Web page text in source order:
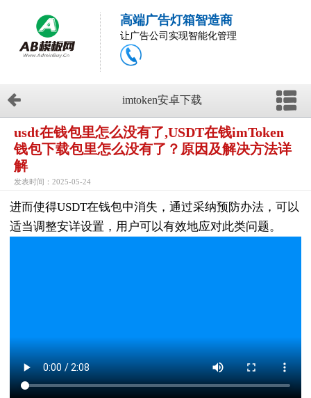
高端广告灯箱智造商
让广告公司实现智能化管理
imtoken安卓下载
usdt在钱包里怎么没有了,USDT在钱imToken
钱包下载包里怎么没有了？原因及解决方法详
解
发表时间：2025-05-24
进而使得USDT在钱包中消失，通过采纳预防办法，可以
适当调整安详设置，用户可以有效地应对此类问题。